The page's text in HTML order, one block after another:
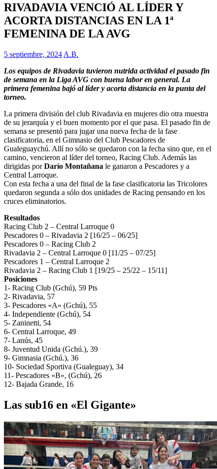
RIVADAVIA VENCIÓ AL LÍDER Y
ACORTA DISTANCIAS EN LA 1ª
FEMENINA DE LA AVG
5 septiembre, 2024 A.B.
Los equipos de Rivadavia tuvieron nutrida actividad el pasado fin
de semana en la Liga AVG con buena labor en general. La
primera femenina bajó al líder y acorta distancia en la punta del
torneo.
La primera división del club Rivadavia en mujeres dio otra muestra
de su jerarquía y el buen momento por el que pasa. El pasado fin de
semana se presentó para jugar una nueva fecha de la fase
clasificatoria, en el Gimnasio del Club Pescadores de
Gualeguaychú. Allí no sólo se quedaron con la fecha sino que, en el
camino, vencieron al líder del torneo, Racing Club. Además las
dirigidas porDarío Montañana le ganaron a Pescadores y a
Central Larroque.
Con esta fecha a una del final de la fase clasificatoria las Tricolores
quedaron segunda a sólo dos unidades de Racing pensando en los
cruces eliminatorios.
Resultados
Racing Club 2 – Central Larroque 0
Pescadores 0 – Rivadavia 2 [16/25 – 06/25]
Pescadores 0 – Racing Club 2
Rivadavia 2 – Central Larroque 0 [11/25 – 07/25]
Pescadores 1 – Central Larroque 2
Rivadavia 2 – Racing Club 1 [19/25 – 25/22 – 15/11]
Posiciones
1- Racing Club (Gchú), 59 Pts
2- Rivadavia, 57
3- Pescadores «A» (Gchú), 55
4- Independiente (Gchú), 54
5- Zaninetti, 54
6- Central Larroque, 49
7- Lanús, 45
8- Juventud Unida (Gchú.), 39
9- Gimnasia (Gchú.), 36
10- Sociedad Sportiva (Gualeguay), 34
11- Pescadores «B», (Gchú), 26
12- Bajada Grande, 16
Las sub16 en «El Gigante»